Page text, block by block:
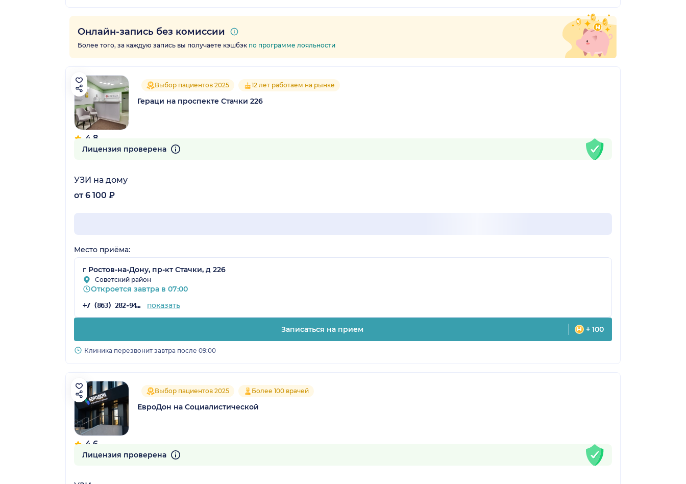
Онлайн-запись без комиссии
Более того, за каждую запись вы получаете кэшбэк по программе лояльности
4.8
213 отзывов
Выбор пациентов 2025 12 лет работаем на рынке
Гераци на проспекте Стачки 226
Лицензия проверена
УЗИ на дому
от 6 100 ₽
Место приёма:
г Ростов-на-Дону, пр-кт Стачки, д 226
Советский район
Откроется завтра в 07:00
+7 (863) 282-94-43 показать
Записаться на прием + 100
Клиника перезвонит завтра после 09:00
4.6
209 отзывов
Выбор пациентов 2025 Более 100 врачей
ЕвроДон на Социалистической
Лицензия проверена